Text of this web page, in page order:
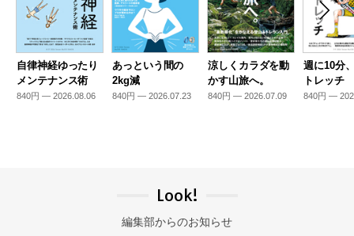
自律神経ゆったり
メンテナンス術
840円 — 2026.08.06
あっという間の
2kg減
840円 — 2026.07.23
涼しくカラダを動
かす山旅へ。
840円 — 2026.07.09
週に10分
トレッチ
840円 —
Look!
編集部からのお知らせ